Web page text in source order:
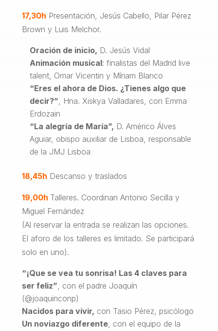
17,30h Presentación, Jesús Cabello, Pilar Pérez
Brown y Luis Melchor.
Oración de inicio, D. Jesús Vidal
Animación musical: finalistas del Madrid live
talent, Omar Vicentin y Míriam Blanco
“Eres el ahora de Dios. ¿Tienes algo que
decir?”, Hna. Xiskya Valladares, con Emma
Erdozain
“La alegría de María”, D. Américo Álves
Aguiar, obispo auxiliar de Lisboa, responsable
de la JMJ Lisboa
18,45h Descanso y traslados
19,00h Talleres. Coordinan Antonio Secilla y
Miguel Fernández
(Al reservar la entrada se realizan las opciones.
El aforo de los talleres es limitado. Se participará
solo en uno).
“¡Que se vea tu sonrisa! Las 4 claves para
ser feliz”, con el padre Joaquín
(@joaquinconp)
Nacidos para vivir, con Tasio Pérez, psicólogo
Un noviazgo diferente, con el equipo de la